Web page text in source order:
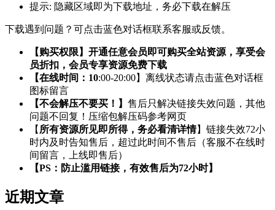
提示: 隐藏区域即为下载地址，务必下载在解压
下载遇到问题？可点击蓝色对话框联系客服或反馈。
【购买权限】开通任意会员即可购买全站资源，享受会
员折扣，会员专享资源免费下载
【在线时间：10:00-20:00】离线状态请点击蓝色对话框
图标留言
【不会解压不要买！】 售后只解决链接失效问题，其他
问题不回复！压缩包解压码参考网页
【 所有资源所见即所得，务必看清详情】链接失效72小
时内及时告知售后，超过此时间不售后（客服不在线时
间留言，上线即售后）
【PS：防止滥用链接，有效售后为72小时】
近期文章